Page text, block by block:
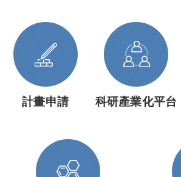
計畫申請 科研產業化平台